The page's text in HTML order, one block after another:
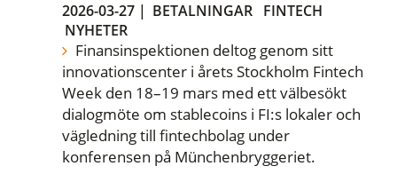
2026-03-27 | BETALNINGAR FINTECH
NYHETER
Finansinspektionen deltog genom sitt
innovationscenter i årets Stockholm Fintech
Week den 18–19 mars med ett välbesökt
dialogmöte om stablecoins i FI:s lokaler och
vägledning till fintechbolag under
konferensen på Münchenbryggeriet.